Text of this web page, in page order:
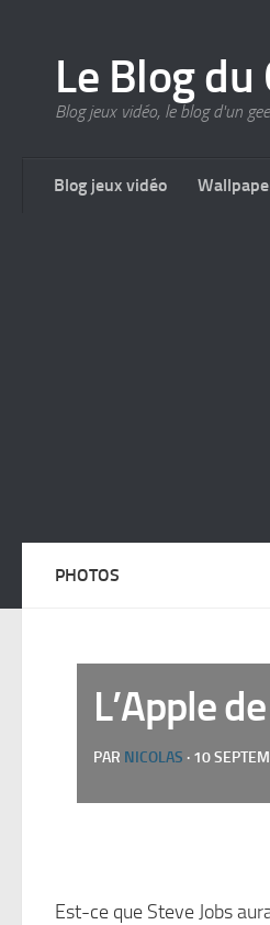
Le Blog du
Blog jeux vidéo, le blog d'un
Blog jeux vidéo
PHOTOS
L’Apple
PAR NICOLAS · 10
Est-ce que Steve Jobs